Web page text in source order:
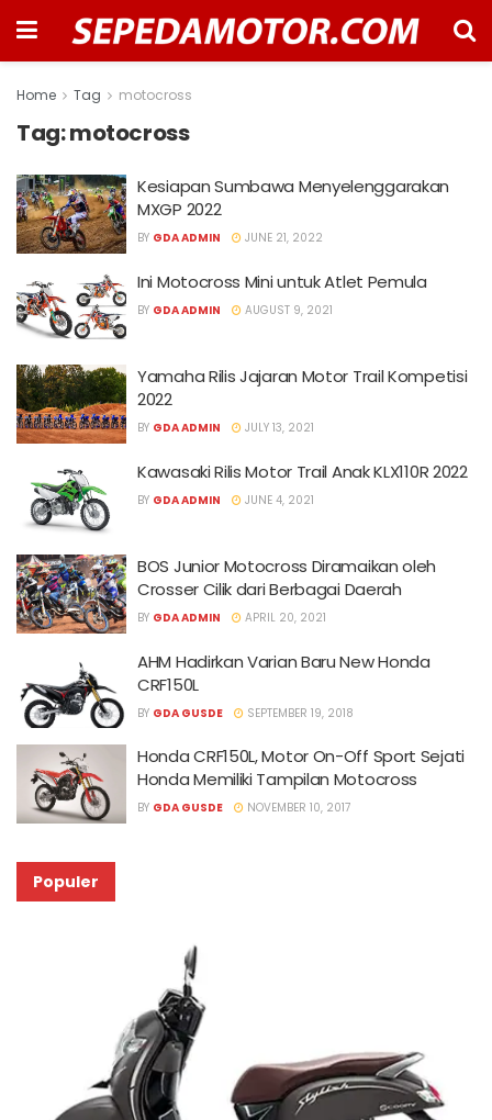
Home Tag motocross
Tag:motocross
Kesiapan Sumbawa Menyelenggarakan
MXGP 2022
BY GDA ADMIN JUNE 21, 2022
Ini Motocross Mini untuk Atlet Pemula
BY GDA ADMIN AUGUST 9, 2021
Yamaha Rilis Jajaran Motor Trail Kompetisi
2022
BY GDA ADMIN JULY 13, 2021
Kawasaki Rilis Motor Trail Anak KLX110R 2022
BY GDA ADMIN JUNE 4, 2021
BOS Junior Motocross Diramaikan oleh
Crosser Cilik dari Berbagai Daerah
BY GDA ADMIN APRIL 20, 2021
AHM Hadirkan Varian Baru New Honda
CRF150L
BY GDA GUSDE SEPTEMBER 19, 2018
Honda CRF150L, Motor On-Off Sport Sejati
Honda Memiliki Tampilan Motocross
BY GDA GUSDE NOVEMBER 10, 2017
Populer